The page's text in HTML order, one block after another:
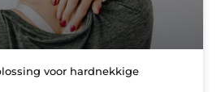
voor hardnekkige